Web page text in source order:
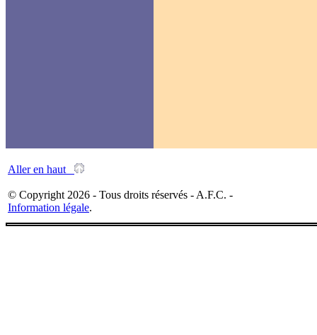
Aller en haut
© Copyright 2026 - Tous droits réservés - A.F.C. -
Information légale.